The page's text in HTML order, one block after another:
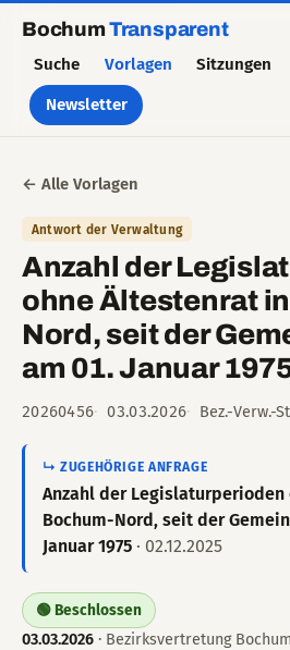
BochumTransparent
Suche Vorlagen Sitzungen
Newsletter
← Alle Vorlagen
Antwort der Verwaltung
Anzahl der
ohne Ältestenrat
Nord, seit der
am 01. Januar
20260456 03.03.2026 Bez.-Verw.-
↳ ZUGEHÖRIGE ANFRAGE
Anzahl der
Bochum-Nord, seit der
Januar 1975 · 02.12.2025
🟢 Beschlossen
03.03.2026 · Bezirksvertretung